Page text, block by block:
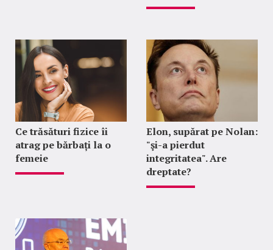
Ce trăsături fizice îi
atrag pe bărbați la o
femeie
Elon, supărat pe Nolan:
"şi-a pierdut
integritatea". Are
dreptate?